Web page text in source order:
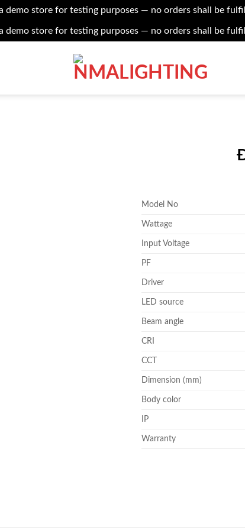
demo store for testing purposes — no orders shall be
demo store for testing purposes — no orders shall be
Model No
Wattage
Input Voltage
PF
Driver
LED source
Beam angle
CRI
CCT
Dimension (mm)
Body color
IP
Warranty